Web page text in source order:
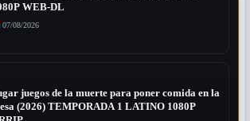
WEB-DL
07/08/2026
juegos de la muerte para poner comida en la
(2026) TEMPORADA 1 LATINO 1080P